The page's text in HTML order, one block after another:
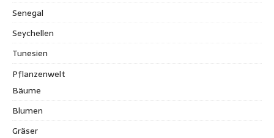
Senegal
Seychellen
Tunesien
Pflanzenwelt
Bäume
Blumen
Gräser